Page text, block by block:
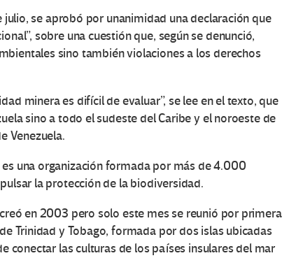
julio, se aprobó por unanimidad una declaración que
sobre una cuestión que, según se denunció,
sino también violaciones a los derechos
minera es difícil de evaluar”, se lee en el texto, que
sino a todo el sudeste del Caribe y el noroeste de
Venezuela.
una organización formada por más de 4.000
la protección de la biodiversidad.
en 2003 pero solo este mes se reunió por primera
Trinidad y Tobago, formada por dos islas ubicadas
conectar las culturas de los países insulares del mar